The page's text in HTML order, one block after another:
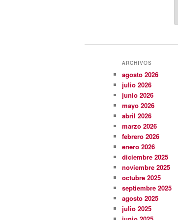
ARCHIVOS
agosto 2026
julio 2026
junio 2026
mayo 2026
abril 2026
marzo 2026
febrero 2026
enero 2026
diciembre 2025
noviembre 2025
octubre 2025
septiembre 2025
agosto 2025
julio 2025